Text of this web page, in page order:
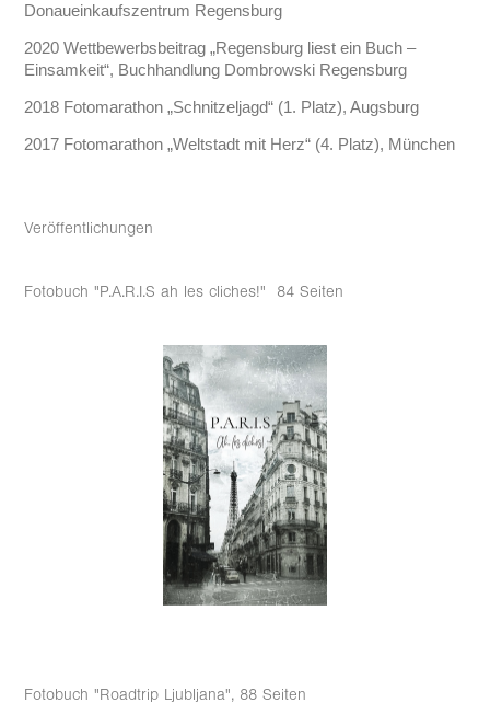
Donaueinkaufszentrum Regensburg
2020 Wettbewerbsbeitrag „Regensburg liest ein Buch –
Einsamkeit“, Buchhandlung Dombrowski Regensburg
2018 Fotomarathon „Schnitzeljagd“ (1. Platz), Augsburg
2017 Fotomarathon „Weltstadt mit Herz“ (4. Platz), München
Veröffentlichungen
Fotobuch "P.A.R.I.S ah les cliches!" 84 Seiten
Fotobuch "Roadtrip Ljubljana", 88 Seiten